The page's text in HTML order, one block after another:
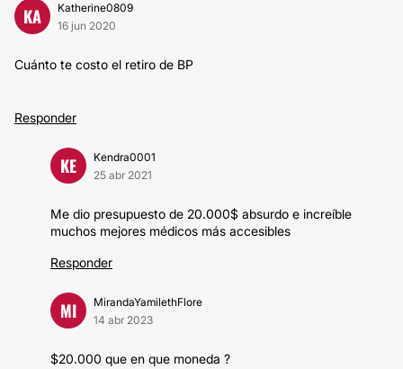
KA
Katherine0809
16 jun 2020
Cuánto te costo el retiro de BP
Responder
KE
Kendra0001
25 abr 2021
Me dio presupuesto de 20.000$ absurdo e increíble
muchos mejores médicos más accesibles
Responder
MI
MirandaYamilethFlore
14 abr 2023
$20.000 que en que moneda ?